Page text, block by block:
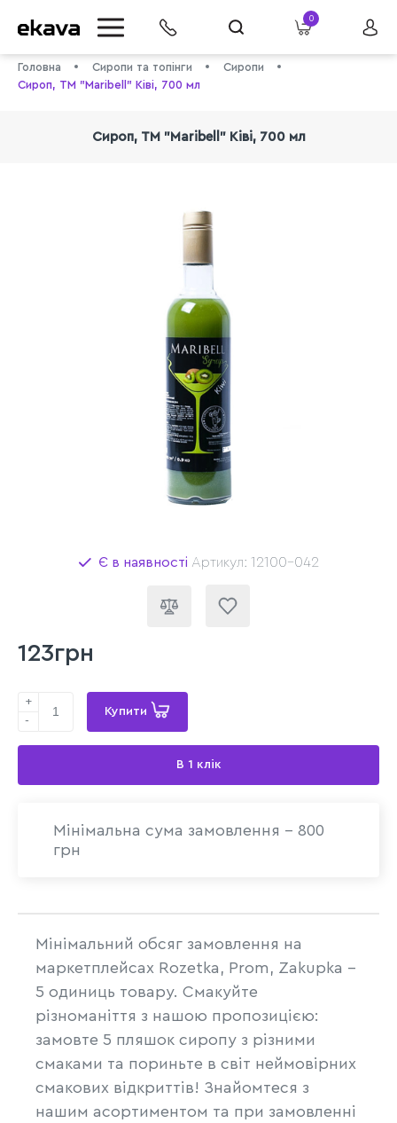
0
Головна Сиропи та топінги
Сиропи
Сироп, ТМ "Maribell" Ківі, 700 мл
Сироп, ТМ "Maribell" Ківі, 700 мл
Є в наявності Артикул: 12100-042
123грн
+
-
Купити
В 1 клік
Мінімальна сума замовлення - 800
грн
Мінімальний обсяг замовлення на
маркетплейсах Rozetka, Prom, Zakupka -
5 одиниць товару. Смакуйте
різноманіття з нашою пропозицією:
замовте 5 пляшок сиропу з різними
смаками та пориньте в світ неймовірних
смакових відкриттів! Знайомтеся з
нашим асортиментом та при замовленні